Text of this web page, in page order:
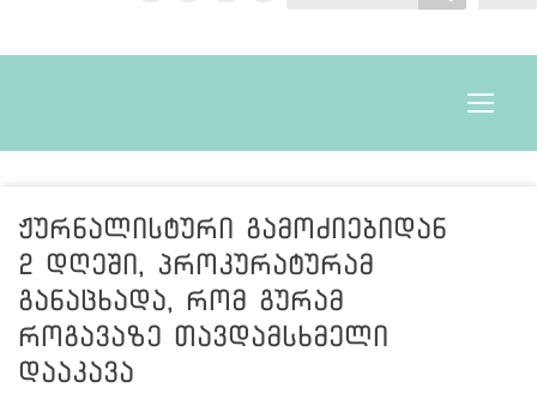
Toggle
ჟურნალისტური გამოძიებიდან
2 დღეში, პროკურატურამ
განაცხადა, რომ გურამ
როგავაზე თავდამსხმელი
დააკავა